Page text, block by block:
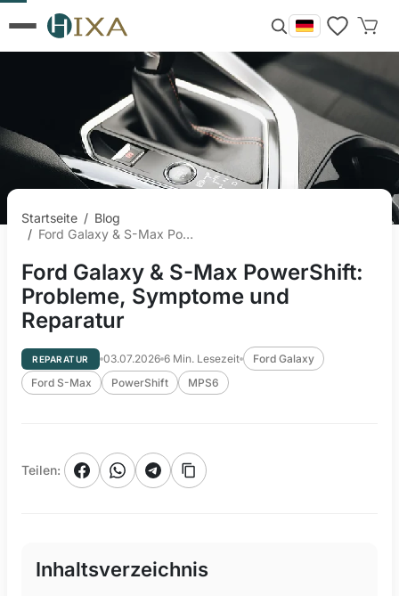
Startseite / Blog
/
Ford Galaxy & S-Max PowerShift: Probleme, Symptome und Reparatur
Ford Galaxy & S-Max PowerShift:
Probleme, Symptome und
Reparatur
REPARATUR 03.07.2026 6 Min. Lesezeit
Ford Galaxy
Ford S-Max
PowerShift MPS6
Teilen:
Inhaltsverzeichnis